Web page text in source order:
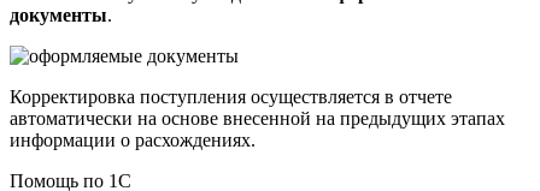
документы.
Корректировка поступления осуществляется в отчете
автоматически на основе внесенной на предыдущих этапах
информации о расхождениях.
Помощь по 1С